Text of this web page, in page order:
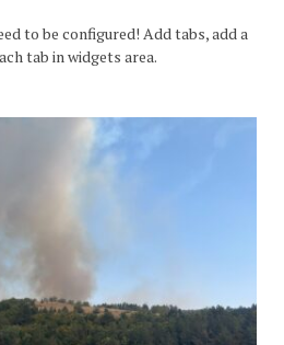
to be configured! Add tabs, add a
tab in widgets area.